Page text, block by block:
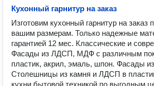
Кухонный гарнитур на заказ
Изготовим кухонный гарнитур на заказ
вашим размерам. Только надежные
гарантией 12 мес. Классические и
Фасады из ЛДСП, МДФ с различным
пластик, акрил, эмаль, шпон. Фасады
Столешницы из камня и ЛДСП в
кухни бытовой техникой по выгодным